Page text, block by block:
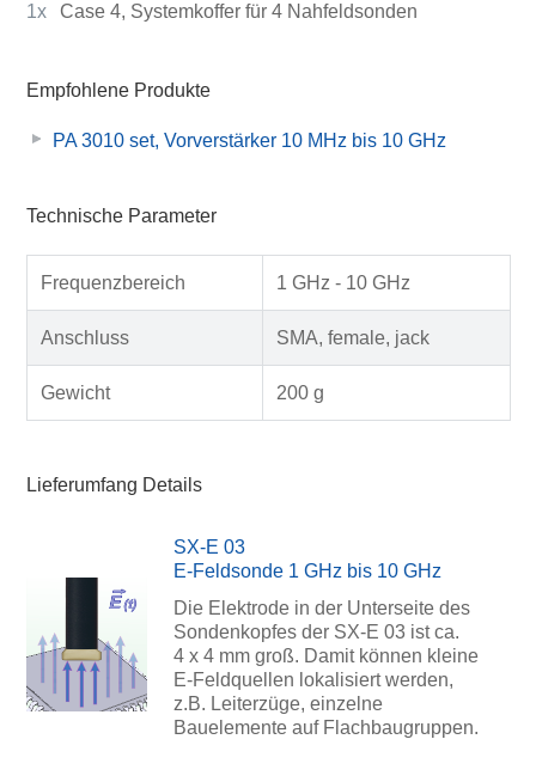
1x
Case 4, Systemkoffer für 4 Nahfeldsonden
Empfohlene Produkte
PA 3010 set, Vorverstärker 10 MHz bis 10 GHz
Technische Parameter
Frequenzbereich 1 GHz - 10 GHz
Anschluss SMA, female, jack
Gewicht 200 g
Lieferumfang Details
SX-E 03
E-Feldsonde 1 GHz bis 10 GHz
Die Elektrode in der Unterseite des
Sondenkopfes der SX-E 03 ist ca.
4 x 4 mm groß. Damit können kleine
E-Feldquellen lokalisiert werden,
z.B. Leiterzüge, einzelne
Bauelemente auf Flachbaugruppen.